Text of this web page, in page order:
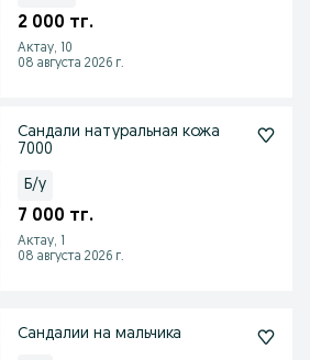
2 000 тг.
Актау, 10
08 августа 2026 г.
Сандали натуральная кожа
7000
Б/у
7 000 тг.
Актау, 1
08 августа 2026 г.
Сандалии на мальчика